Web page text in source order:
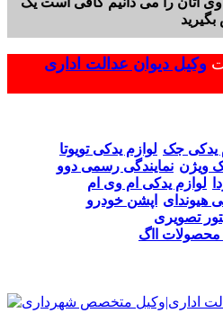
وکیل دیوان عدالت اداری
یدکی جک لوازم یدکی تویوتا
ویژن نمایندگی رسمی دوو
لوازم یدکی ام وی ام
هیوندای
اپشن خودرو
ااگ